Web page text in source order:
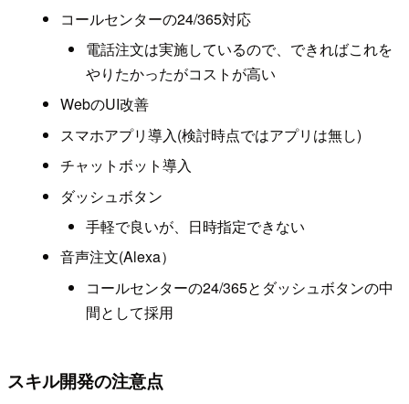
コールセンターの24/365対応
電話注文は実施しているので、できればこれを
やりたかったがコストが高い
WebのUI改善
スマホアプリ導入(検討時点ではアプリは無し)
チャットボット導入
ダッシュボタン
手軽で良いが、日時指定できない
音声注文(Alexa）
コールセンターの24/365とダッシュボタンの中
間として採用
スキル開発の注意点